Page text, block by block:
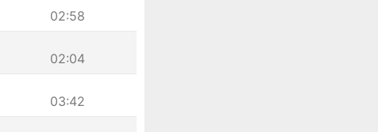
02:58
02:04
03:42